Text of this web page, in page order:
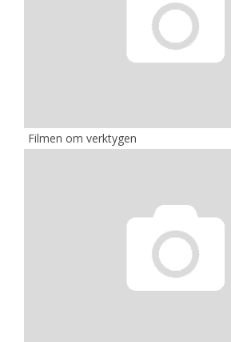
Filmen om verktygen